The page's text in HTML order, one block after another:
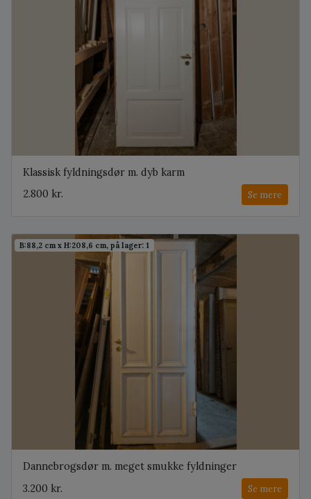
Klassisk fyldningsdør m. dyb karm
2.800 kr.
Se mere
B:88,2 cm x H:208,6 cm, på lager: 1
Dannebrogsdør m. meget smukke fyldninger
3.200 kr.
Se mere